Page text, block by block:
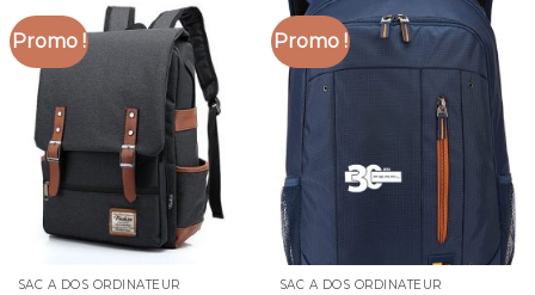
Promo !
SAC A DOS ORDINATEUR
Promo !
SAC A DOS ORDINATEUR